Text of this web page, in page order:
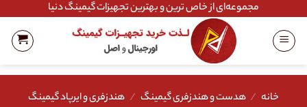
content
مجموعه‌ای از خاص ترین و بهترین تجهیزات گیمینگ دنیا
خانه / هدست و هندزفری گیمینگ / هندزفری و ایرپاد گیمینگ